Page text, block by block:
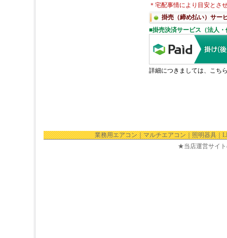
業務用エアコン｜マルチエアコン｜照明器具｜
★当店運営サイ